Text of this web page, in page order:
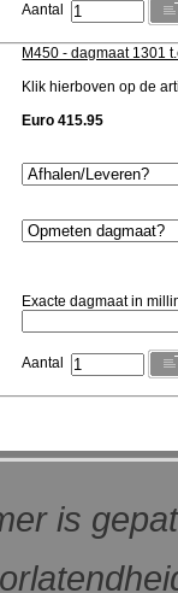
Aantal
M450 - dagmaat 1301
Klik hierboven op de
Euro 415.95
Exacte dagmaat in
Aantal
is